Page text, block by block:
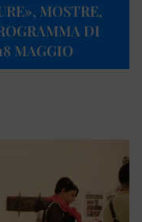
MOSTRE,
DI
MAGGIO